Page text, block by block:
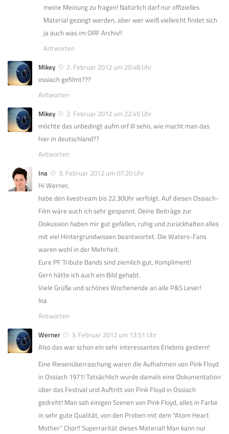
meine Meinung zu fragen! Natürlich darf nur offizielles
Material gezeigt werden, aber wer weiß vielleicht findet sich
ja auch was im ORF Archiv!!
Antworten
Mikey
2. Februar 2012 um 20:48 Uhr
ossiach gefilmt???
Antworten
Mikey
2. Februar 2012 um 22:45 Uhr
möchte das unbedingt aufm orf III sehn, wie macht man das
hier in deutschland??
Antworten
Ina
3. Februar 2012 um 07:20 Uhr
Hi Werner,
habe den livestream bis 22.30Uhr verfolgt. Auf diesen Ossiach-
Film wäre auch ich sehr gespannt. Deine Beiträge zur
Diskussion haben mir gut gefallen, ruhig und zurückhalten alles
mit viel Hintergrundwissen beantwortet. Die Waters-Fans
waren wohl in der Mehrheit.
Eure PF Tribute Bands sind ziemlich gut, Kompliment!
Gern hätte ich auch ein Bild gehabt.
Viele Grüße und schönes Wochenende an alle P&S Leser!
Ina
Antworten
Werner
3. Februar 2012 um 13:51 Uhr
Also das war schon ein sehr interessantes Erlebnis gestern!
Eine Riesenüberraschung waren die Aufnahmen von Pink Floyd
in Ossiach 1971! Tatsächlich wurde damals eine Dokumentation
über das Festival und Auftritt von Pink Floyd in Ossiach
gedreht! Man sah einigen Szenen von Pink Floyd, alles in Farbe
in sehr gute Qualität, von den Proben mit dem “Atom Heart
Mother” Chor!! Superrarität dieses Material! Man kann nur